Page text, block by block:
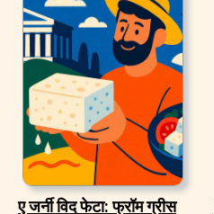
ए जर्नी विद फेटा: फ्रॉम ग्रीस